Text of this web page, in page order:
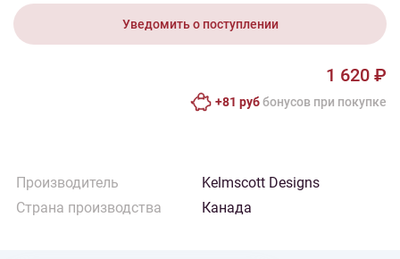
Уведомить о поступлении
1 620 ₽
+81 руббонусов при покупке
Производитель
Kelmscott Designs
Страна производства
Канада